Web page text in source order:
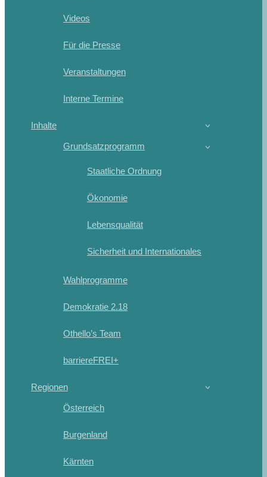
Videos
Für die Presse
Veranstaltungen
Interne Termine
Inhalte
Grundsatzprogramm
Staatliche Ordnung
Ökonomie
Lebensqualität
Sicherheit und Internationales
Wahlprogramme
Demokratie 2.18
Othello’s Team
barriereFREI+
Regionen
Österreich
Burgenland
Kärnten